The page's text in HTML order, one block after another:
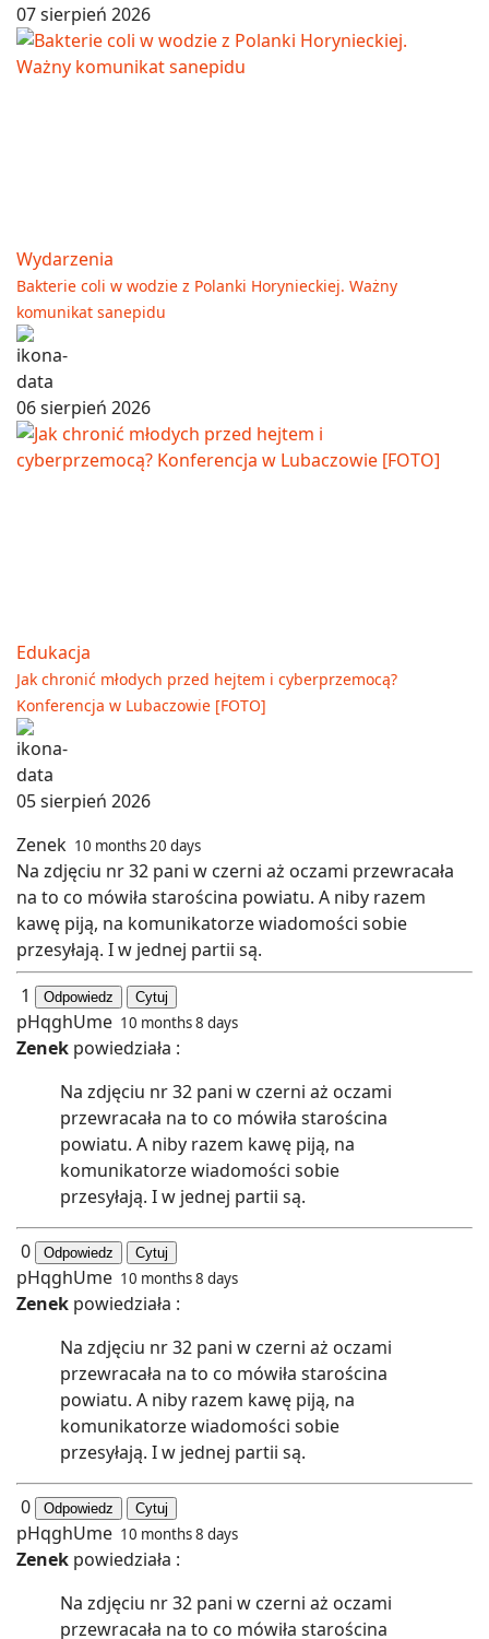
07 sierpień 2026
Wydarzenia
Bakterie coli w wodzie z Polanki Horynieckiej. Ważny
komunikat sanepidu
06 sierpień 2026
Edukacja
Jak chronić młodych przed hejtem i cyberprzemocą?
Konferencja w Lubaczowie [FOTO]
05 sierpień 2026
Zenek 10 months 20 days
Na zdjęciu nr 32 pani w czerni aż oczami przewracała
na to co mówiła starościna powiatu. A niby razem
kawę piją, na komunikatorze wiadomości sobie
przesyłają. I w jednej partii są.
1
Odpowiedz Cytuj
pHqghUme 10 months 8 days
Zenek powiedziała :
Na zdjęciu nr 32 pani w czerni aż oczami
przewracała na to co mówiła starościna
powiatu. A niby razem kawę piją, na
komunikatorze wiadomości sobie
przesyłają. I w jednej partii są.
0 Odpowiedz Cytuj
pHqghUme 10 months 8 days
Zenek powiedziała :
Na zdjęciu nr 32 pani w czerni aż oczami
przewracała na to co mówiła starościna
powiatu. A niby razem kawę piją, na
komunikatorze wiadomości sobie
przesyłają. I w jednej partii są.
0 Odpowiedz Cytuj
pHqghUme 10 months 8 days
Zenek powiedziała :
Na zdjęciu nr 32 pani w czerni aż oczami
przewracała na to co mówiła starościna